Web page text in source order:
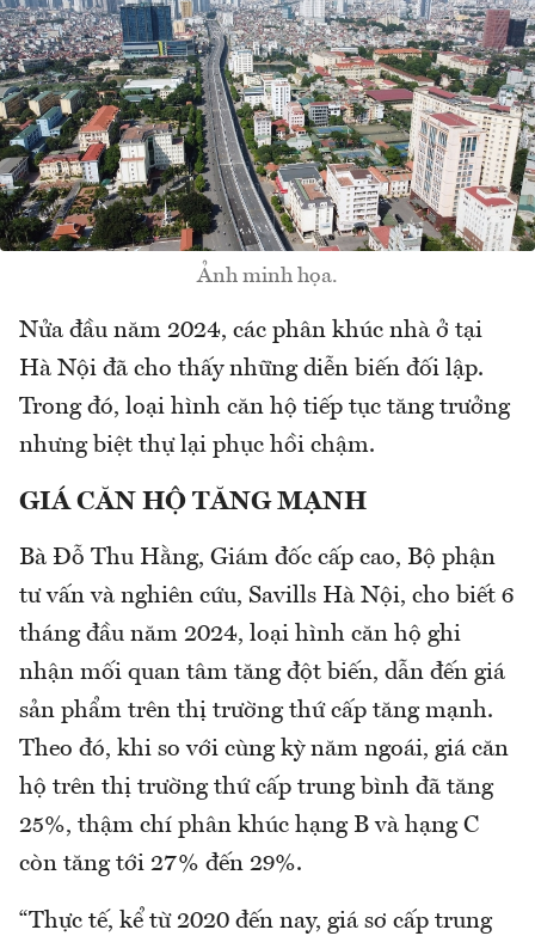
Ảnh minh họa.
Nửa đầu năm 2024, các phân khúc nhà ở tại
Hà Nội đã cho thấy những diễn biến đối lập.
Trong đó, loại hình căn hộ tiếp tục tăng trưởng
nhưng biệt thự lại phục hồi chậm.
GIÁ CĂN HỘ TĂNG MẠNH
Bà Đỗ Thu Hằng, Giám đốc cấp cao, Bộ phận
tư vấn và nghiên cứu, Savills Hà Nội, cho biết 6
tháng đầu năm 2024, loại hình căn hộ ghi
nhận mối quan tâm tăng đột biến, dẫn đến giá
sản phẩm trên thị trường thứ cấp tăng mạnh.
Theo đó, khi so với cùng kỳ năm ngoái, giá căn
hộ trên thị trường thứ cấp trung bình đã tăng
25%, thậm chí phân khúc hạng B và hạng C
còn tăng tới 27% đến 29%.
“Thực tế, kể từ 2020 đến nay, giá sơ cấp trung